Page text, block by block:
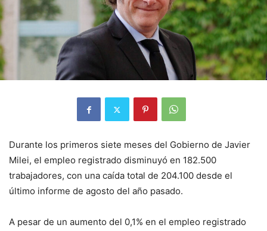
Durante los primeros siete meses del Gobierno de Javier
Milei, el empleo registrado disminuyó en 182.500
trabajadores, con una caída total de 204.100 desde el
último informe de agosto del año pasado.
A pesar de un aumento del 0,1% en el empleo registrado